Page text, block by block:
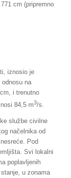
(pripremno
iznosio je
na
i trenutno
84,5 m3/s.
službe civilne
načelnika od
Pod
Svi lokalni
poplavljenih
u zonama